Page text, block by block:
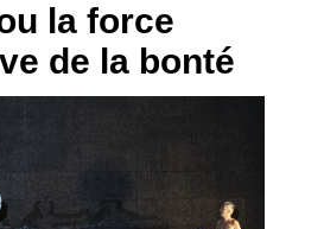
la force
de la bonté